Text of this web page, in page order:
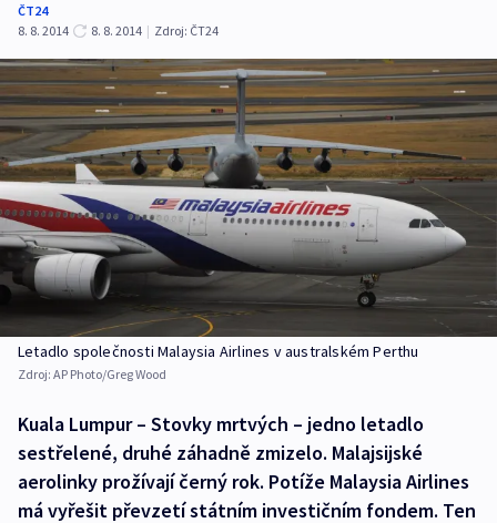
ČT24
8. 8. 2014
8. 8. 2014 | Zdroj: ČT24
Letadlo společnosti Malaysia Airlines v australském Perthu
Zdroj: AP Photo/Greg Wood
Kuala Lumpur – Stovky mrtvých – jedno letadlo
sestřelené, druhé záhadně zmizelo. Malajsijské
aerolinky prožívají černý rok. Potíže Malaysia Airlines
má vyřešit převzetí státním investičním fondem. Ten